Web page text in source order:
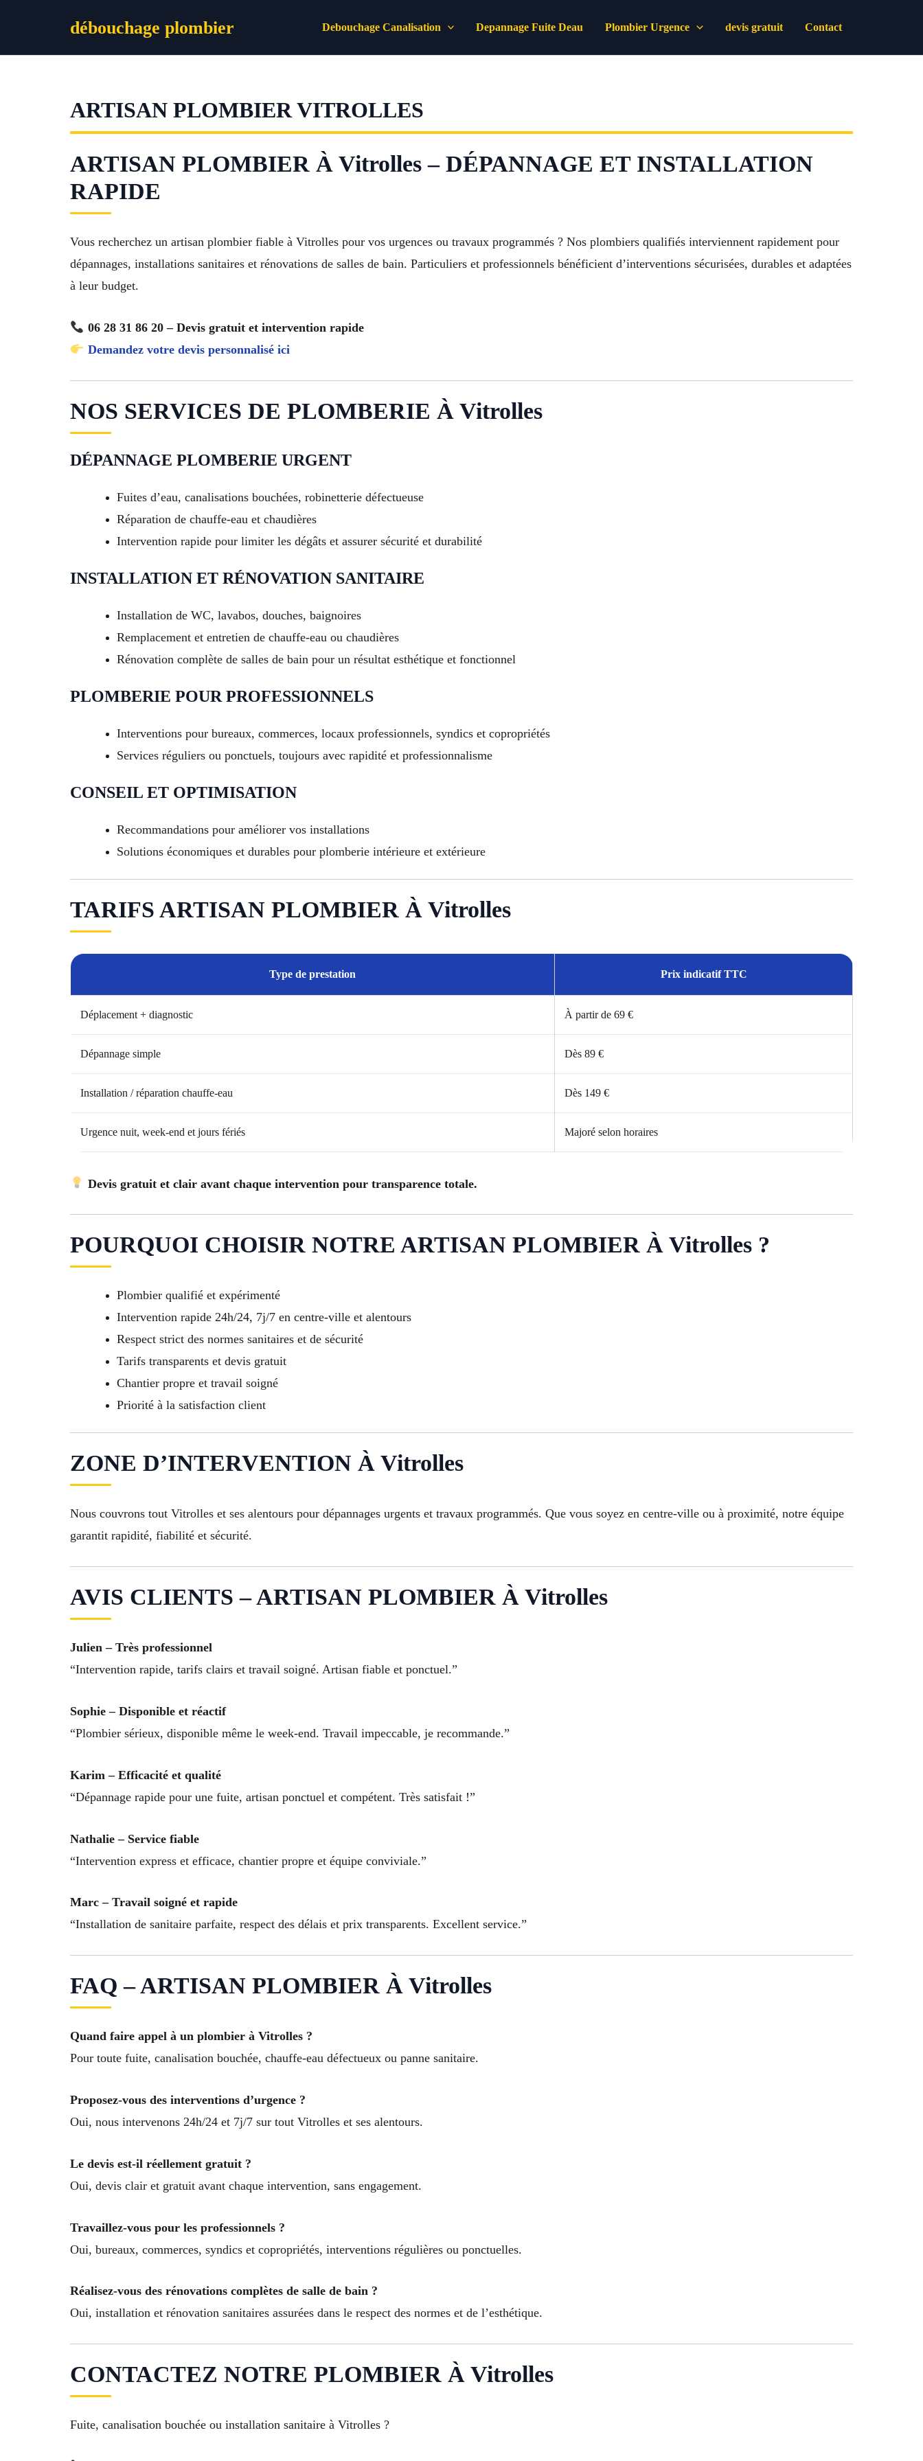
débouchage plombier Debouchage Canalisation Depannage Fuite Deau Plombier Urgence devis gratuit Contact
ARTISAN PLOMBIER VITROLLES
ARTISAN PLOMBIER À Vitrolles – DÉPANNAGE ET INSTALLATION
RAPIDE
Vous recherchez un artisan plombier fiable à Vitrolles pour vos urgences ou travaux programmés ? Nos plombiers qualifiés interviennent rapidement pour
dépannages, installations sanitaires et rénovations de salles de bain. Particuliers et professionnels bénéficient d’interventions sécurisées, durables et adaptées
à leur budget.
06 28 31 86 20 – Devis gratuit et intervention rapide
Demandez votre devis personnalisé ici
NOS SERVICES DE PLOMBERIE À Vitrolles
DÉPANNAGE PLOMBERIE URGENT
Fuites d’eau, canalisations bouchées, robinetterie défectueuse
Réparation de chauffe-eau et chaudières
Intervention rapide pour limiter les dégâts et assurer sécurité et durabilité
INSTALLATION ET RÉNOVATION SANITAIRE
Installation de WC, lavabos, douches, baignoires
Remplacement et entretien de chauffe-eau ou chaudières
Rénovation complète de salles de bain pour un résultat esthétique et fonctionnel
PLOMBERIE POUR PROFESSIONNELS
Interventions pour bureaux, commerces, locaux professionnels, syndics et copropriétés
Services réguliers ou ponctuels, toujours avec rapidité et professionnalisme
CONSEIL ET OPTIMISATION
Recommandations pour améliorer vos installations
Solutions économiques et durables pour plomberie intérieure et extérieure
TARIFS ARTISAN PLOMBIER À Vitrolles
Type de prestation Prix indicatif TTC
Déplacement + diagnostic À partir de 69 €
Dépannage simple Dès 89 €
Installation / réparation chauffe-eau Dès 149 €
Urgence nuit, week-end et jours fériés Majoré selon horaires
Devis gratuit et clair avant chaque intervention pour transparence totale.
POURQUOI CHOISIR NOTRE ARTISAN PLOMBIER À Vitrolles ?
Plombier qualifié et expérimenté
Intervention rapide 24h/24, 7j/7 en centre-ville et alentours
Respect strict des normes sanitaires et de sécurité
Tarifs transparents et devis gratuit
Chantier propre et travail soigné
Priorité à la satisfaction client
ZONE D’INTERVENTION À Vitrolles
Nous couvrons tout Vitrolles et ses alentours pour dépannages urgents et travaux programmés. Que vous soyez en centre-ville ou à proximité, notre équipe
garantit rapidité, fiabilité et sécurité.
AVIS CLIENTS – ARTISAN PLOMBIER À Vitrolles
Julien – Très professionnel
“Intervention rapide, tarifs clairs et travail soigné. Artisan fiable et ponctuel.”
Sophie – Disponible et réactif
“Plombier sérieux, disponible même le week-end. Travail impeccable, je recommande.”
Karim – Efficacité et qualité
“Dépannage rapide pour une fuite, artisan ponctuel et compétent. Très satisfait !”
Nathalie – Service fiable
“Intervention express et efficace, chantier propre et équipe conviviale.”
Marc – Travail soigné et rapide
“Installation de sanitaire parfaite, respect des délais et prix transparents. Excellent service.”
FAQ – ARTISAN PLOMBIER À Vitrolles
Quand faire appel à un plombier à Vitrolles ?
Pour toute fuite, canalisation bouchée, chauffe-eau défectueux ou panne sanitaire.
Proposez-vous des interventions d’urgence ?
Oui, nous intervenons 24h/24 et 7j/7 sur tout Vitrolles et ses alentours.
Le devis est-il réellement gratuit ?
Oui, devis clair et gratuit avant chaque intervention, sans engagement.
Travaillez-vous pour les professionnels ?
Oui, bureaux, commerces, syndics et copropriétés, interventions régulières ou ponctuelles.
Réalisez-vous des rénovations complètes de salle de bain ?
Oui, installation et rénovation sanitaires assurées dans le respect des normes et de l’esthétique.
CONTACTEZ NOTRE PLOMBIER À Vitrolles
Fuite, canalisation bouchée ou installation sanitaire à Vitrolles ?